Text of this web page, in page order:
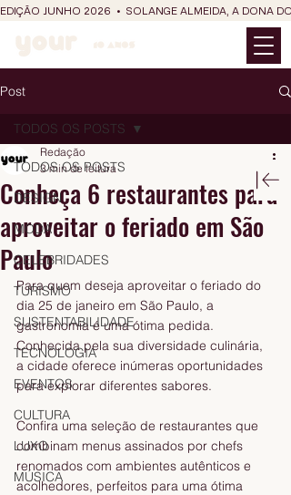
EDIÇÃO JUNHO 2026  •  SOLANGE ALMEIDA, A DONA
Post
TODOS OS POSTS
DESIGN
MODA
CELEBRIDADES
TURISMO
SUSTENTABILIDADE
TECNOLOGIA
EVENTOS
CULTURA
LUXO
MÚSICA
TODOS OS POSTS
Conheça 6 restaurantes para
aproveitar o feriado em São
Paulo
Redação
3 min de leitura
Para quem deseja aproveitar o feriado do
dia 25 de janeiro em São Paulo, a
gastronomia é uma ótima pedida.
Conhecida pela sua diversidade culinária,
a cidade oferece inúmeras oportunidades
para explorar diferentes sabores.
Confira uma seleção de restaurantes que
combinam menus assinados por chefs
renomados com ambientes autênticos e
acolhedores, perfeitos para uma ótima